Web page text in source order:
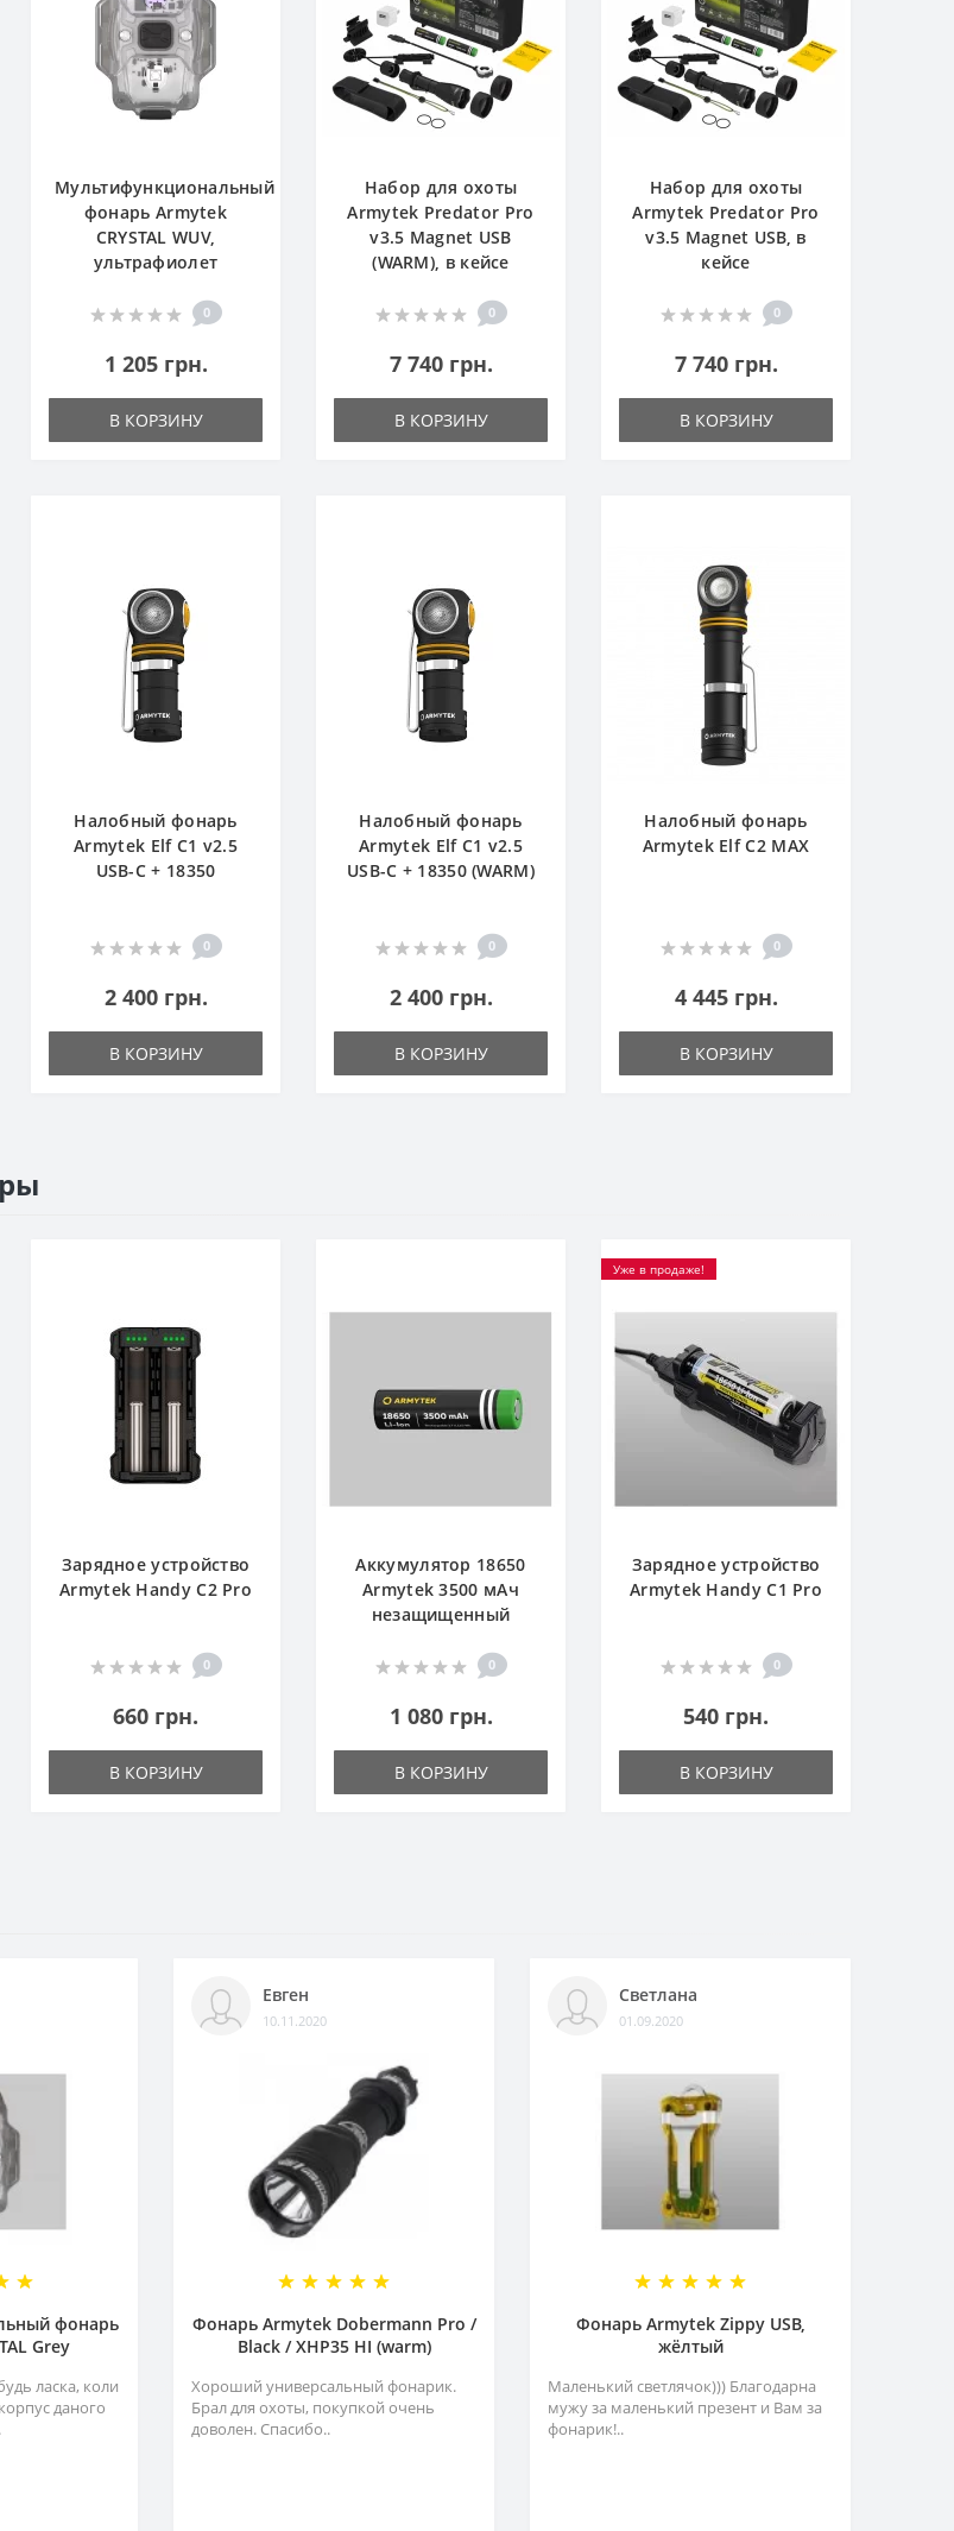
Мультифункциональный
фонарь Armytek
CRYSTAL WUV,
ультрафиолет
0
1 205 грн.
В КОРЗИНУ
Набор для охоты
Armytek Predator Pro
v3.5 Magnet USB
(WARM), в кейсе
0
7 740 грн.
В КОРЗИНУ
Набор для охоты
Armytek Predator Pro
v3.5 Magnet USB, в
кейсе
0
7 740 грн.
В КОРЗИНУ
Налобный фонарь
Armytek Elf C1 v2.5
USB-C + 18350
0
2 400 грн.
В КОРЗИНУ
Налобный фонарь
Armytek Elf C1 v2.5
USB-C + 18350 (WARM)
0
2 400 грн.
В КОРЗИНУ
Налобный фонарь
Armytek Elf C2 MAX
0
4 445 грн.
В КОРЗИНУ
Зарядное устройство
Armytek Handy C2 Pro
0
660 грн.
В КОРЗИНУ
Аккумулятор 18650
Armytek 3500 мАч
незащищенный
0
1 080 грн.
В КОРЗИНУ
Уже в продаже!
Зарядное устройство
Armytek Handy C1 Pro
0
540 грн.
В КОРЗИНУ
фонарь
Grey
ласка, коли
даного
Евген
10.11.2020
Фонарь Armytek Dobermann Pro /
Black / XHP35 HI (warm)
Хороший универсальный фонарик.
Брал для охоты, покупкой очень
доволен. Спасибо..
Светлана
01.09.2020
Фонарь Armytek Zippy USB,
жёлтый
Маленький светлячок))) Благодарна
мужу за маленький презент и Вам за
фонарик!..